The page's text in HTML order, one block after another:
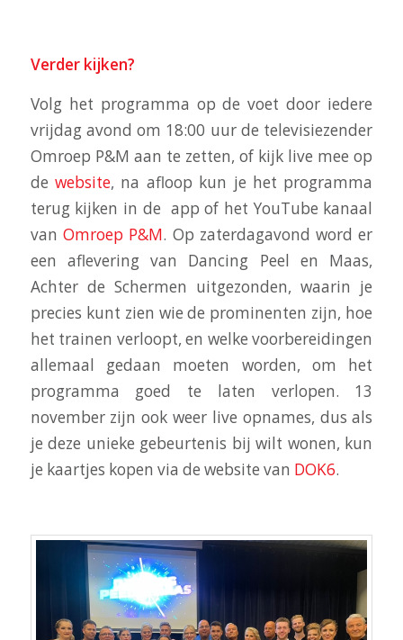
Verder kijken?
Volg het programma op de voet door iedere
vrijdag avond om 18:00 uur de televisiezender
Omroep P&M aan te zetten, of kijk live mee op
de website, na afloop kun je het programma
terug kijken in de app of het YouTube kanaal
van Omroep P&M. Op zaterdagavond word er
een aflevering van Dancing Peel en Maas,
Achter de Schermen uitgezonden, waarin je
precies kunt zien wie de prominenten zijn, hoe
het trainen verloopt, en welke voorbereidingen
allemaal gedaan moeten worden, om het
programma goed te laten verlopen. 13
november zijn ook weer live opnames, dus als
je deze unieke gebeurtenis bij wilt wonen, kun
je kaartjes kopen via de website van DOK6.